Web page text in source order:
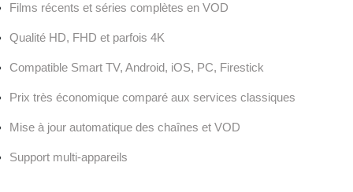
Films récents et séries complètes en VOD
Qualité HD, FHD et parfois 4K
Compatible Smart TV, Android, iOS, PC, Firestick
Prix très économique comparé aux services classiques
Mise à jour automatique des chaînes et VOD
Support multi-appareils